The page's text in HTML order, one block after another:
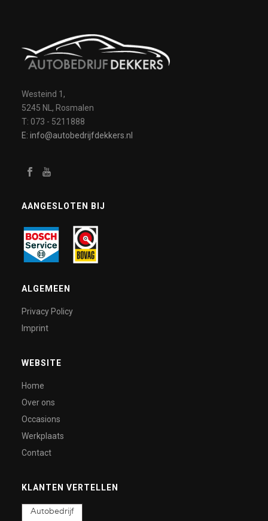
Westeind 1,
5245 NL, Rosmalen
T: 073 - 5211888
E: info@autobedrijfdekkers.nl
AANGESLOTEN BIJ
ALGEMEEN
Privacy Policy
Imprint
WEBSITE
Home
Over ons
Occasions
Werkplaats
Contact
KLANTEN VERTELLEN
Autobedrijf